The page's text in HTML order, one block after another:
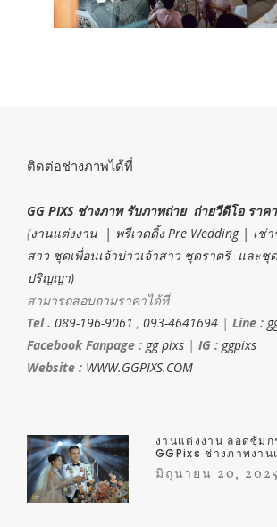
ติดต่อช่างภาพได้ที่
GG PIXS ช่างภาพ รับภาพถ่าย ถ่ายวีดีโอ รา
(งานแต่งงาน | พรีเวดดิ้ง Pre Wedding | เช่า
สาว ชุดเพื่อนเจ้าบ่าวเจ้าสาว ชุดราตรี และ
ปริญญา)
สามารถสอบถามราคาได้ที่
Tel . 089-196-9061 , 093-4641694 | Line :
Facebook Fanpage : gg pixs | IG : ggpixs
Website : WWW.GGPIXS.COM
งานแต่งงาน ลอดซุ้มก
GGPixs ช่างภาพงาน
มิถุนายน 20, 2025